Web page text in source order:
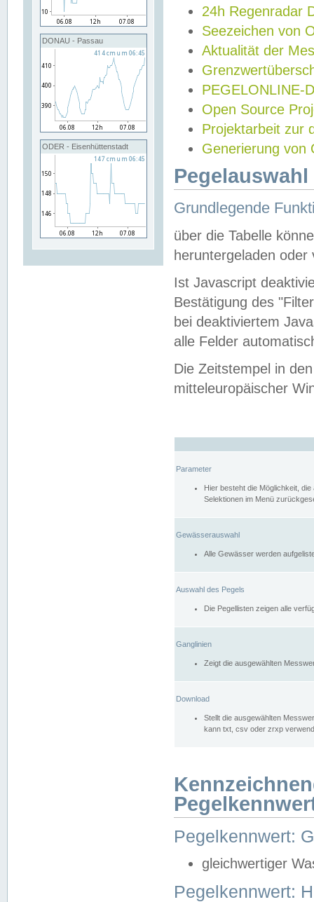
DONAU - Passau
ODER - Eisenhüttenstadt
24h Regenradar
Seezeichen von
Aktualität der
PEGELONLINE-
Open Source
Projektarbeit zur
Generierung von
Grundlegende
über die Tabelle
heruntergeladen oder
Ist Javascript
Bestätigung des
bei deaktiviertem
alle Felder
Die Zeitstempel in
mitteleuropäischer
Parameter
Hier besteht die Möglichkeit,
Selektionen im Menü
Gewässerauswahl
Alle Gewässer werden
Auswahl des Pegels
Die Pegellisten zeigen alle
Ganglinien
Zeigt die ausgewählten
Download
Stellt die ausgewählten
kann txt, csv oder zrxp
Pegelkennwert:
gleichwertiger
Pegelkennwert: